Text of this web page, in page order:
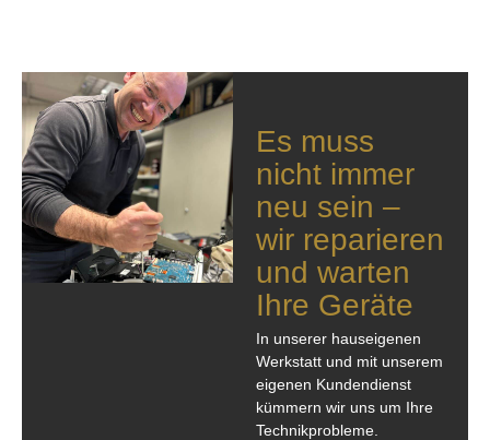
Es muss
nicht immer
neu sein –
wir reparieren
und warten
Ihre Geräte
In unserer hauseigenen
Werkstatt und mit unserem
eigenen Kundendienst
kümmern wir uns um Ihre
Technikprobleme.